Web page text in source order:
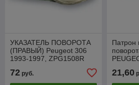
УКАЗАТЕЛЬ ПОВОРОТА
(ПРАВЫЙ) Peugeot 306
1993-1997, ZPG1508R
72 руб.
Патрон
21,60